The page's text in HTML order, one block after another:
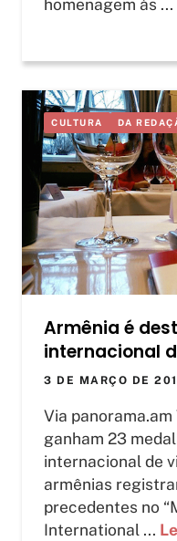
CULTURA DA
Armênia é
internacional
3 DE MARÇO DE
Via
ganham 23
internacional de
armênias
precedentes no
International ...